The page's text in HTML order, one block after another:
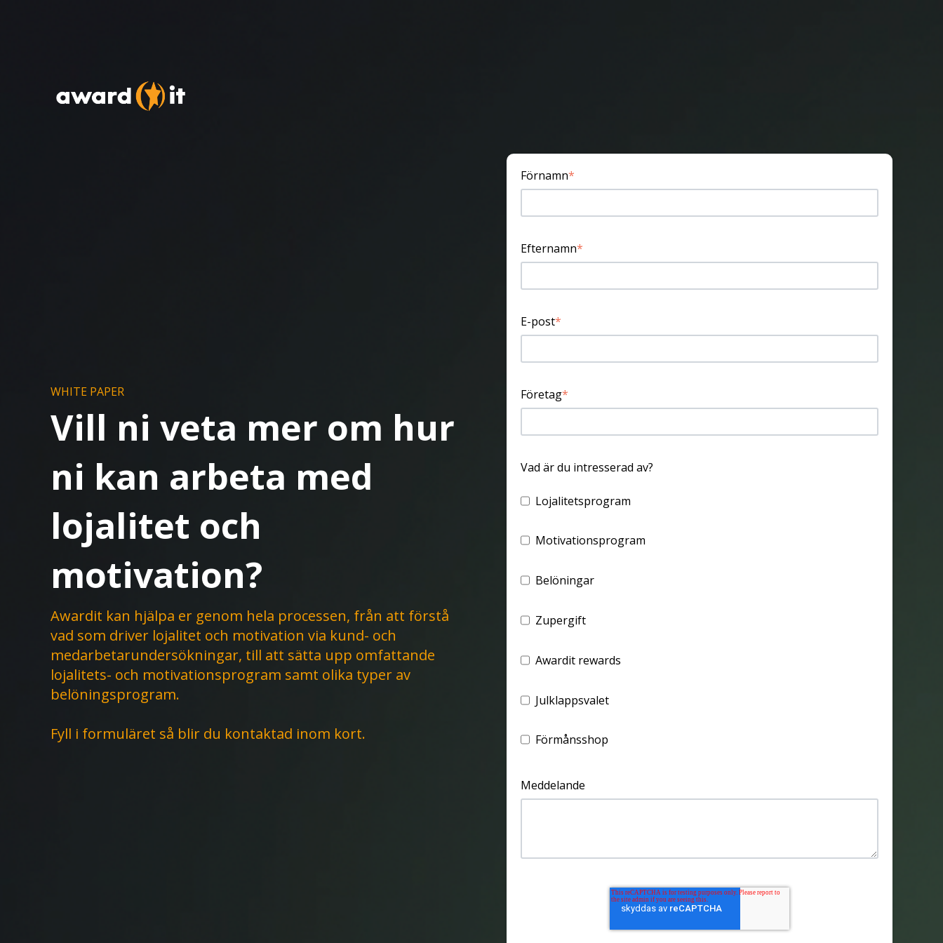
WHITE PAPER
Vill ni veta mer om hur
ni kan arbeta med
lojalitet och
motivation?
Awardit kan hjälpa er genom hela processen, från att förstå
vad som driver lojalitet och motivation via kund- och
medarbetarundersökningar, till att sätta upp omfattande
lojalitets- och motivationsprogram samt olika typer av
belöningsprogram.
Fyll i formuläret så blir du kontaktad inom kort.
Förnamn*
Efternamn*
E-post*
Företag*
Vad är du intresserad av?
Lojalitetsprogram
Motivationsprogram
Belöningar
Zupergift
Awardit rewards
Julklappsvalet
Förmånsshop
Meddelande